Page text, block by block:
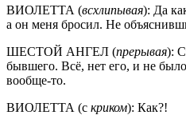
ВИОЛЕТТА (всхлипывая): Да
а он меня бросил. Не
ШЕСТОЙ АНГЕЛ (прерывая):
бывшего. Всё, нет его, и не
вообще-то.
ВИОЛЕТТА (с криком): Как?!